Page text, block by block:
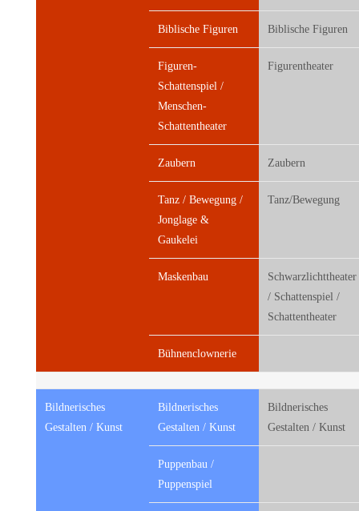
Biblische Figuren Biblische Figuren
Figuren-
Schattenspiel /
Menschen-
Schattentheater
Figurentheater
Zaubern Zaubern
Tanz / Bewegung /
Jonglage &
Gaukelei
Tanz/Bewegung
Maskenbau
Schwarzlichttheater
/ Schattenspiel /
Schattentheater
Bühnenclownerie
Bildnerisches
Gestalten / Kunst
Bildnerisches
Gestalten / Kunst
Bildnerisches
Gestalten / Kunst
Puppenbau /
Puppenspiel